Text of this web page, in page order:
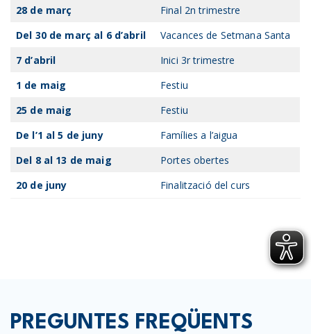
28 de març
Final 2n trimestre
Del 30 de març al 6 d’abril
Vacances de Setmana Santa
7 d’abril
Inici 3r trimestre
1 de maig
Festiu
25 de maig
Festiu
De l’1 al 5 de juny
Famílies a l’aigua
Del 8 al 13 de maig
Portes obertes
20 de juny
Finalització del curs
PREGUNTES FREQÜENTS